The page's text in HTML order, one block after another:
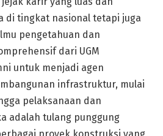
di tingkat nasional tetapi juga
pengetahuan dan
dari UGM
untuk menjadi agen
infrastruktur, mulai
pelaksanaan dan
adalah tulang punggung